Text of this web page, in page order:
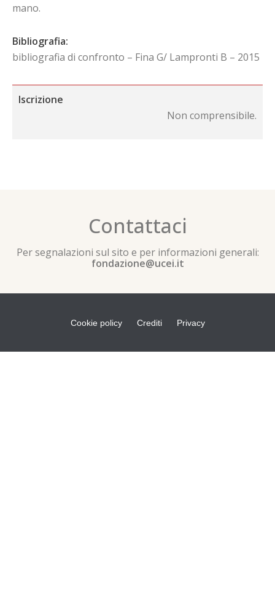
mano.
Bibliografia:
bibliografia di confronto – Fina G/ Lampronti B – 2015
Iscrizione
Non comprensibile.
Contattaci
Per segnalazioni sul sito e per informazioni generali:
fondazione@ucei.it
Cookie policy Crediti Privacy